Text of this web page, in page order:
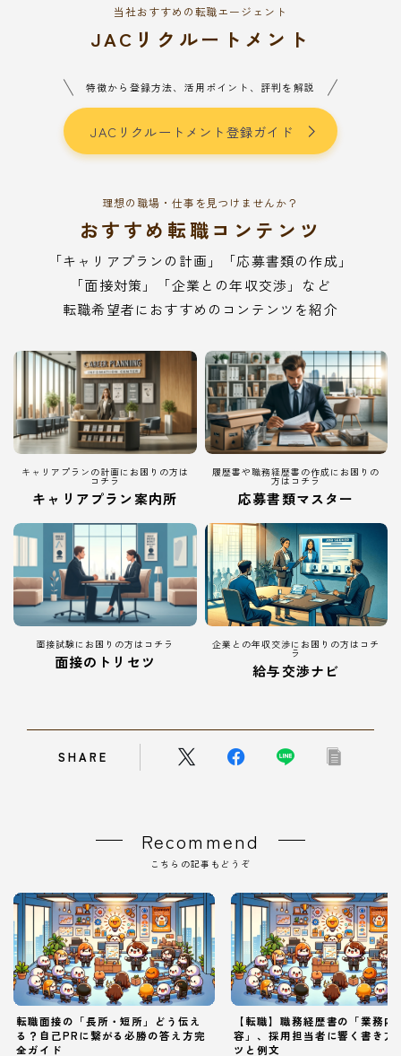
当社おすすめの転職エージェント
JACリクルートメント
特徴から登録方法、活用ポイント、評判を解説
JACリクルートメント登録ガイド
理想の職場・仕事を見つけませんか？
おすすめ転職コンテンツ
「キャリアプランの計画」「応募書類の作成」
「面接対策」「企業との年収交渉」など
転職希望者におすすめのコンテンツを紹介
キャリアプランの計画にお困りの方は
コチラ
キャリアプラン案内所
履歴書や職務経歴書の作成にお困りの
方はコチラ
応募書類マスター
面接試験にお困りの方はコチラ
面接のトリセツ
企業との年収交渉にお困りの方はコチ
ラ
給与交渉ナビ
SHARE
Recommend
こちらの記事もどうぞ
転職面接の「長所・短所」どう伝え
る？自己PRに繋がる必勝の答え方完
全ガイド
【転職】職務経歴書の「業務内
容」、採用担当者に響く書き方
ツと例文